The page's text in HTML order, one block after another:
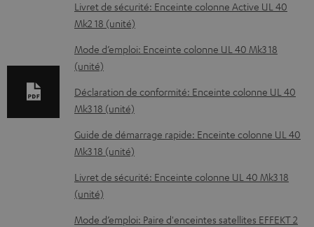
n
t
s
t
é
l
é
c
h
a
r
Livret de sécurité: Enceinte colonne Active UL 40
Mk2 18 (unité)
Mode d’emploi: Enceinte colonne UL 40 Mk3 18
(unité)
Déclaration de conformité: Enceinte colonne UL 40
Mk3 18 (unité)
Guide de démarrage rapide: Enceinte colonne UL 40
Mk3 18 (unité)
Livret de sécurité: Enceinte colonne UL 40 Mk3 18
(unité)
Mode d’emploi: Paire d'enceintes satellites EFFEKT 2